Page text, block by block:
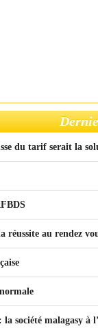
du tarif serait la
réussite au rendez
société malagasy à